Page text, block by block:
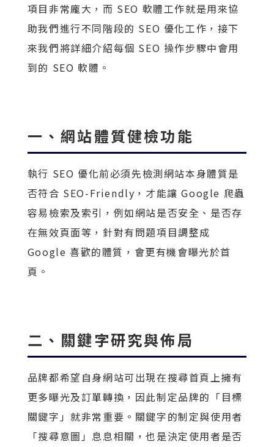
項目非常龐大，而 SEO 軟體工作就是用來協
助我們進行不同階段的 SEO 優化工作，接下
來我們將詳細介紹每個 SEO 操作步驟中會用
到的 SEO 軟體。
一、網站體質健檢功能
執行 SEO 優化前必須先檢測網站本身體質是
否符合 SEO-Friendly，才能讓 Google 爬蟲
容易檢索及索引，例如網站是否安全、是否存
在無效頁面等，針對有問題項目調整成
Google 喜歡的體質，會更有機會曝光於首
頁。
二、關鍵字研究與佈局
品牌都希望自身網站可出現在搜尋首頁上擁有
更多曝光及訂單轉換，因此制定品牌的「目標
關鍵字」就非常重要。關鍵字的制定與使用者
「搜尋意圖」息息相關，也是決定使用者是否